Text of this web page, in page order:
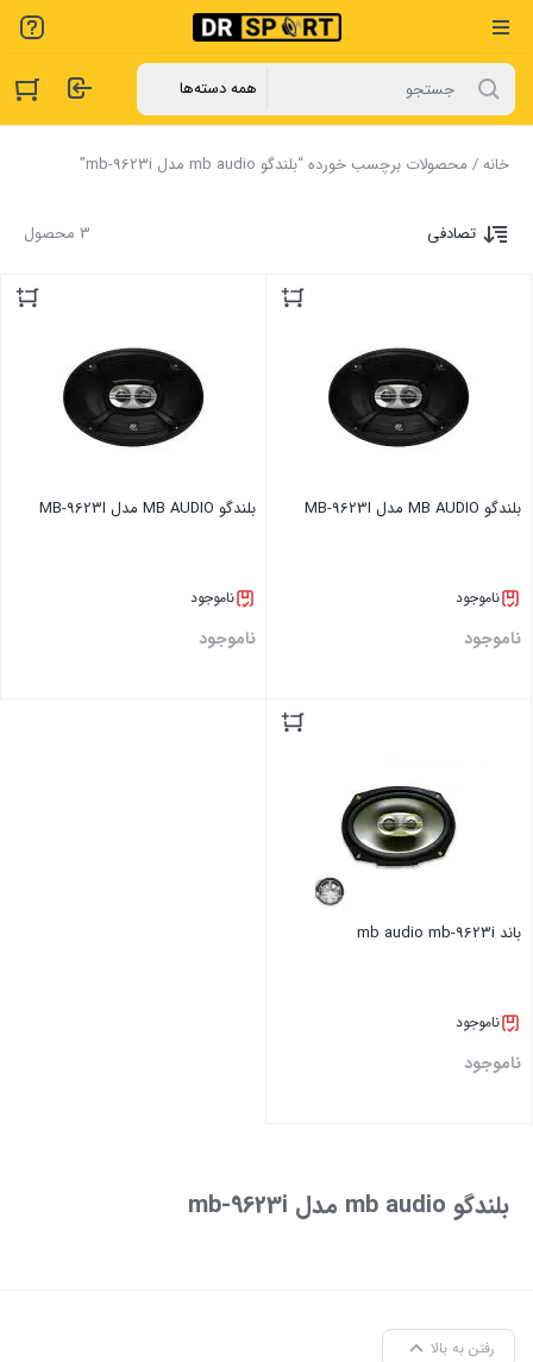
خانه/ محصولات برچسب خورده “بلندگو mb audio مدل mb-9623i”
3 محصول تصادفی
بلندگو MB AUDIO مدل MB-9623I
ناموجود
ناموجود
بلندگو MB AUDIO مدل MB-9623I
ناموجود
ناموجود
باند mb audio mb-9623i
ناموجود
ناموجود
بلندگو mb audio مدل mb-9623i
رفتن به بالا